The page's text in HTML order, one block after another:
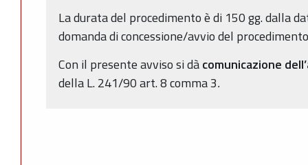
La durata del procedimento è di 150 gg. dalla
domanda di concessione/avvio del
Con il presente avviso si dàcomunicazione
della L. 241/90 art. 8 comma 3.